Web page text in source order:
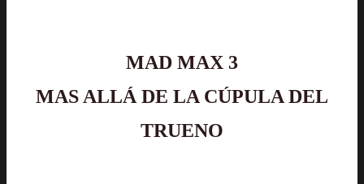
MAD MAX 3
MAS ALLÁ DE LA CÚPULA DEL
TRUENO